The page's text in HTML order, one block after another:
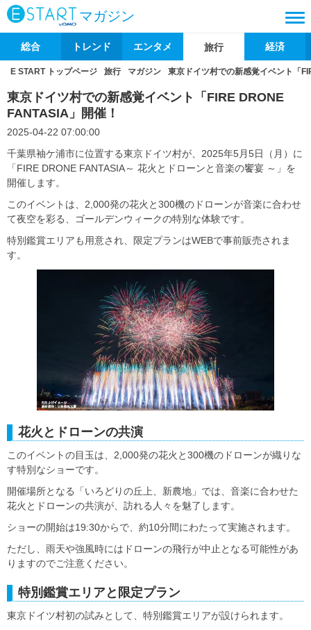
マガジン
総合 トレンド エンタメ 旅行 経済
E START トップページ 旅行 マガジン 東京ドイツ村での新感覚イベント「
東京ドイツ村での新感覚イベント「FIRE DRONE
FANTASIA」開催！
2025-04-22 07:00:00
千葉県袖ケ浦市に位置する東京ドイツ村が、2025年5月5日（月）に
「FIRE DRONE FANTASIA～ 花火とドローンと音楽の饗宴 ～」を
開催します。
このイベントは、2,000発の花火と300機のドローンが音楽に合わせ
て夜空を彩る、ゴールデンウィークの特別な体験です。
特別鑑賞エリアも用意され、限定プランはWEBで事前販売されま
す。
花火とドローンの共演
このイベントの目玉は、2,000発の花火と300機のドローンが織りな
す特別なショーです。
開催場所となる「いろどりの丘上、新農地」では、音楽に合わせた
花火とドローンの共演が、訪れる人々を魅了します。
ショーの開始は19:30からで、約10分間にわたって実施されます。
ただし、雨天や強風時にはドローンの飛行が中止となる可能性があ
りますのでご注意ください。
特別鑑賞エリアと限定プラン
東京ドイツ村初の試みとして、特別鑑賞エリアが設けられます。